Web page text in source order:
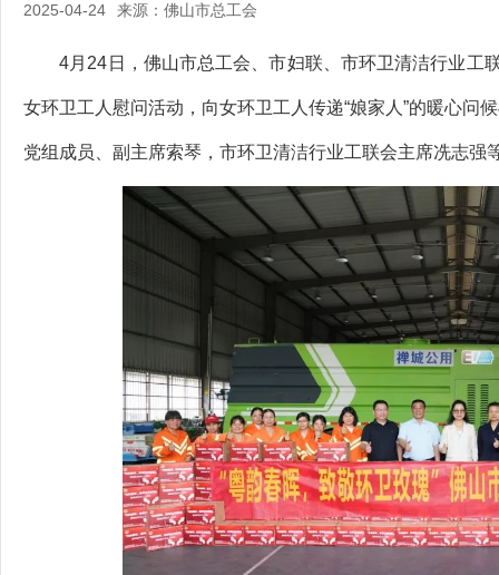
2025-04-24 来源：佛山市总工会
4月24日，佛山市总工会、市妇联、市环卫清洁行业工联
女环卫工人慰问活动，向女环卫工人传递“娘家人”的暖心问
党组成员、副主席索琴，市环卫清洁行业工联会主席冼志强